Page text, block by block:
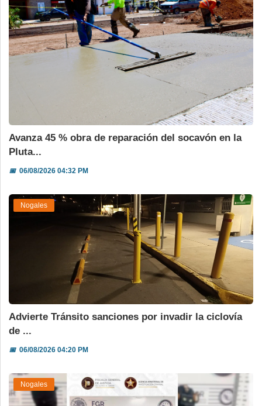
Avanza 45 % obra de reparación del socavón en la
Pluta...
📅06/08/2026 04:32 PM
Nogales
Advierte Tránsito sanciones por invadir la ciclovía
de ...
📅06/08/2026 04:20 PM
Nogales